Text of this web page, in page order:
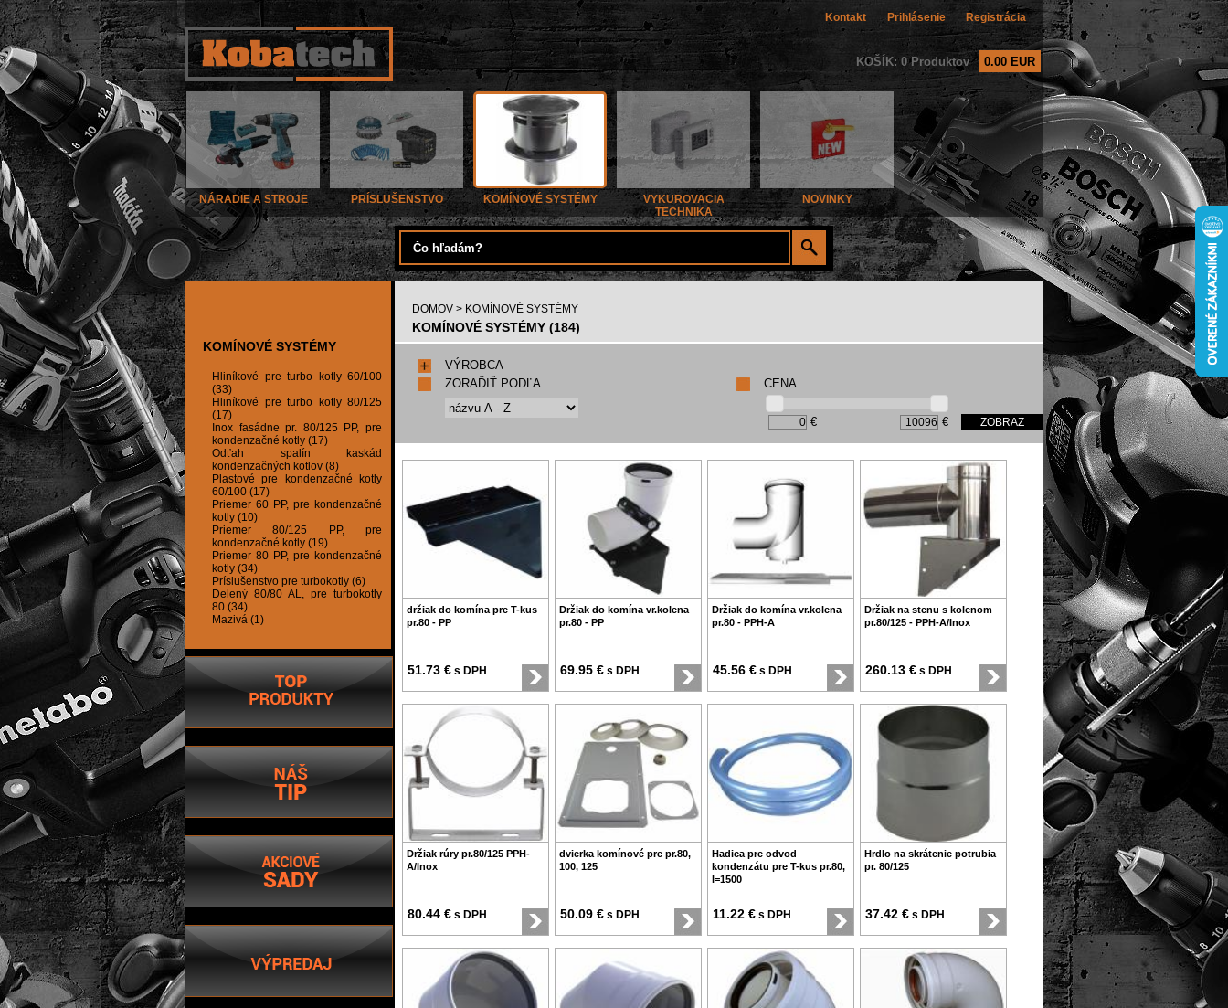
Kontakt Prihlásenie Registrácia
KOŠÍK: 0 Produktov 0.00 EUR
NÁRADIE A STROJE PRÍSLUŠENSTVO KOMÍNOVÉ SYSTÉMY
VYKUROVACIA
TECHNIKA
NOVINKY
KOMÍNOVÉ SYSTÉMY
Hliníkové pre turbo kotly 60/100
(33)
Hliníkové pre turbo kotly 80/125
(17)
Inox fasádne pr. 80/125 PP, pre
kondenzačné kotly (17)
Odťah spalín kaskád
kondenzačných kotlov (8)
Plastové pre kondenzačné kotly
60/100 (17)
Priemer 60 PP, pre kondenzačné
kotly (10)
Priemer 80/125 PP, pre
kondenzačné kotly (19)
Priemer 80 PP, pre kondenzačné
kotly (34)
Príslušenstvo pre turbokotly (6)
Delený 80/80 AL, pre turbokotly
80 (34)
Mazivá (1)
DOMOV > KOMÍNOVÉ SYSTÉMY
KOMÍNOVÉ SYSTÉMY (184)
VÝROBCA
CENA
€ €
ZORAĎIŤ PODĽA
držiak do komína pre T-kus
pr.80 - PP
51.73 € s DPH
Držiak do komína vr.kolena
pr.80 - PP
69.95 € s DPH
Držiak do komína vr.kolena
pr.80 - PPH-A
45.56 € s DPH
Držiak na stenu s kolenom
pr.80/125 - PPH-A/Inox
260.13 € s DPH
Držiak rúry pr.80/125 PPH-
A/Inox
80.44 € s DPH
dvierka komínové pre pr.80,
100, 125
50.09 € s DPH
Hadica pre odvod
kondenzátu pre T-kus pr.80,
l=1500
11.22 € s DPH
Hrdlo na skrátenie potrubia
pr. 80/125
37.42 € s DPH